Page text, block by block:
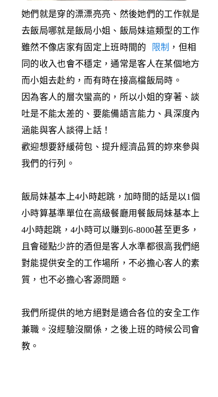
她們就是穿的漂漂亮亮、然後她們的工作就是
去飯局哪就是飯局小姐、飯局妹這類型的工作
雖然不像店家有固定上班時間的
限制 ，但相
同的收入也會不穩定，通常是客人在某個地方
而小姐去赴約，而有時在接高檔飯局時。
因為客人的層次蠻高的，所以小姐的穿著、談
吐是不能太差的、要能備語言能力、具深度內
涵能與客人談得上話！
歡迎想要舒緩荷包、提升經濟品質的妳來參與
我們的行列。
飯局妹基本上4小時起跳，加時間的話是以1個
小時算基準單位在高級餐廳用餐飯局妹基本上
4小時起跳，4小時可以賺到6-8000甚至更多，
且會碰點少許的酒但是客人水準都很高我們絕
對能提供安全的工作場所，不必擔心客人的素
質，也不必擔心客源問題。
我們所提供的地方絕對是適合各位的安全工作
兼職。沒經驗沒關係，之後上班的時候公司會
教。